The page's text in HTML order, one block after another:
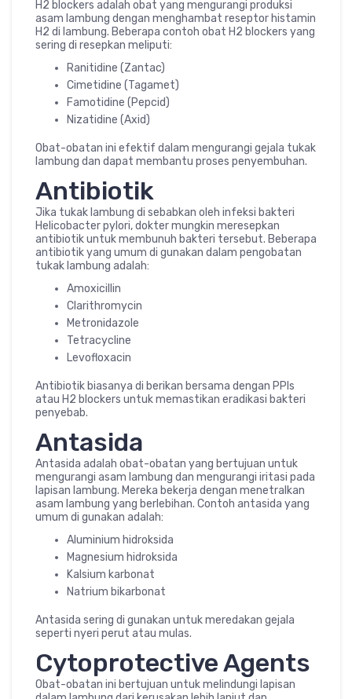
H2 blockers adalah obat yang mengurangi produksi
asam lambung dengan menghambat reseptor histamin
H2 di lambung. Beberapa contoh obat H2 blockers yang
sering di resepkan meliputi:
Ranitidine (Zantac)
Cimetidine (Tagamet)
Famotidine (Pepcid)
Nizatidine (Axid)
Obat-obatan ini efektif dalam mengurangi gejala tukak
lambung dan dapat membantu proses penyembuhan.
Antibiotik
Jika tukak lambung di sebabkan oleh infeksi bakteri
Helicobacter pylori, dokter mungkin meresepkan
antibiotik untuk membunuh bakteri tersebut. Beberapa
antibiotik yang umum di gunakan dalam pengobatan
tukak lambung adalah:
Amoxicillin
Clarithromycin
Metronidazole
Tetracycline
Levofloxacin
Antibiotik biasanya di berikan bersama dengan PPIs
atau H2 blockers untuk memastikan eradikasi bakteri
penyebab.
Antasida
Antasida adalah obat-obatan yang bertujuan untuk
mengurangi asam lambung dan mengurangi iritasi pada
lapisan lambung. Mereka bekerja dengan menetralkan
asam lambung yang berlebihan. Contoh antasida yang
umum di gunakan adalah:
Aluminium hidroksida
Magnesium hidroksida
Kalsium karbonat
Natrium bikarbonat
Antasida sering di gunakan untuk meredakan gejala
seperti nyeri perut atau mulas.
Cytoprotective Agents
Obat-obatan ini bertujuan untuk melindungi lapisan